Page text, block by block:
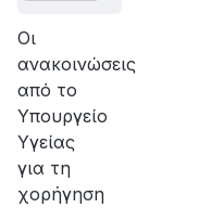
Oι
ανακοινώσεις
από το
Υπουργείο
Υγείας
για τη
χορήγηση